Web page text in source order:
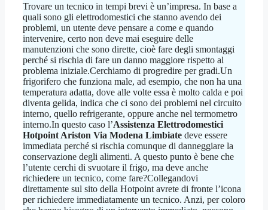
Trovare un tecnico in tempi brevi è un’impresa. In base a
quali sono gli elettrodomestici che stanno avendo dei
problemi, un utente deve pensare a come e quando
intervenire, certo non deve mai eseguire delle
manutenzioni che sono dirette, cioè fare degli smontaggi
perché si rischia di fare un danno maggiore rispetto al
problema iniziale.Cerchiamo di progredire per gradi.Un
frigorifero che funziona male, ad esempio, che non ha una
temperatura adatta, dove alle volte essa è molto calda e poi
diventa gelida, indica che ci sono dei problemi nel circuito
interno, quello refrigerante, oppure anche nel termometro
interno.In questo caso l’Assistenza Elettrodomestici
Hotpoint Ariston Via Modena Limbiate deve essere
immediata perché si rischia comunque di danneggiare la
conservazione degli alimenti. A questo punto è bene che
l’utente cerchi di svuotare il frigo, ma deve anche
richiedere un tecnico, come fare?Collegandovi
direttamente sul sito della Hotpoint avrete di fronte l’icona
per richiedere immediatamente un tecnico. Anzi, per coloro